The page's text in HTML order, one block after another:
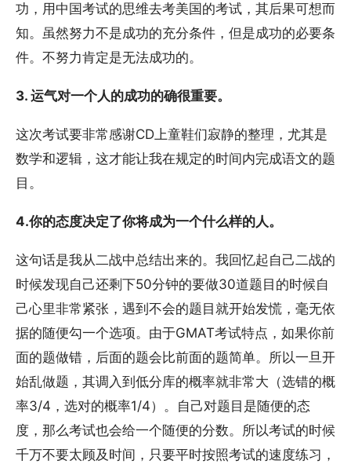
功，用中国考试的思维去考美国的考试，其后果可想而
知。虽然努力不是成功的充分条件，但是成功的必要条
件。不努力肯定是无法成功的。
3. 运气对一个人的成功的确很重要。
这次考试要非常感谢CD上童鞋们寂静的整理，尤其是
数学和逻辑，这才能让我在规定的时间内完成语文的题
目。
4.你的态度决定了你将成为一个什么样的人。
这句话是我从二战中总结出来的。我回忆起自己二战的
时候发现自己还剩下50分钟的要做30道题目的时候自
己心里非常紧张，遇到不会的题目就开始发慌，毫无依
据的随便勾一个选项。由于GMAT考试特点，如果你前
面的题做错，后面的题会比前面的题简单。所以一旦开
始乱做题，其调入到低分库的概率就非常大（选错的概
率3/4，选对的概率1/4）。自己对题目是随便的态
度，那么考试也会给一个随便的分数。所以考试的时候
千万不要太顾及时间，只要平时按照考试的速度练习，